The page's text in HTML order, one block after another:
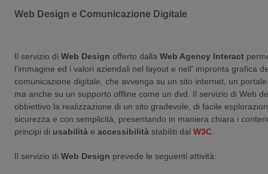
Web Design e Comunicazione Digitale
Il servizio di Web Design offerto dalla Web Agency Interact
l'immagine ed i valori aziendali nel layout e nell' impronta grafica
comunicazione digitale, che avvenga su un sito internet, un
ma anche su un supporto offline come un dvd. Il servizio di Web
obbiettivo la realizzazione di un sito gradevole, di facile
sicurezza e con semplicità, presentando in maniera chiara i
principi di usabilità e accessibilità stabiliti dal W3C
Il servizio di Web Design prevede le seguenti attività: